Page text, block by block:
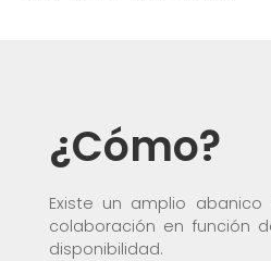
¿Cómo?
Existe un amplio
colaboración en función
disponibilidad.